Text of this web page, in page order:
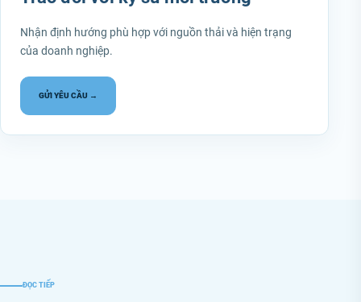
Nhận định hướng phù hợp với nguồn thải và hiện trạng
của doanh nghiệp.
GỬI YÊU CẦU →
ĐỌC TIẾP